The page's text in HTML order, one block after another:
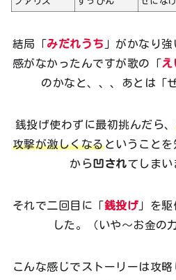
結局「みだれうち 」がかなり
感がなかったんですが歌の「え
のかなと、、、あとは「
銭投げ使わずに最初挑んだら、
攻撃が激しくなるということを
から 凹されてしまい
それで二回目に「銭投げ 」を
した。（いや～お金の
こんな感じでストーリーは攻